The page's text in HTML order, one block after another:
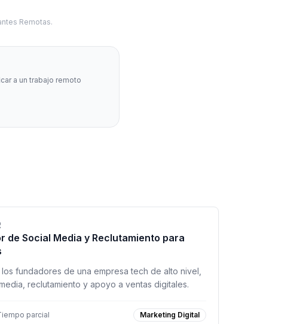
Remotas.
a un trabajo remoto
de Social Media y Reclutamiento para
fundadores de una empresa tech de alto nivel,
reclutamiento y apoyo a ventas digitales.
parcial Marketing Digital